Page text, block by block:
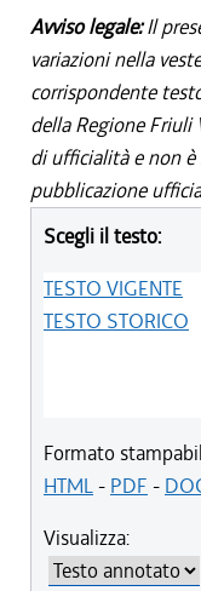
Avviso legale:Il
variazioni nella
corrispondente
della Regione Friuli
di ufficialità e non
pubblicazione
Scegli il testo:
TESTO VIGENTE
TESTO STORICO
Formato
HTML- PDF -
Visualizza: